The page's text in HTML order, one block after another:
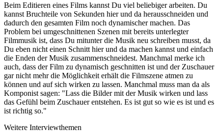
Beim Editieren eines Films kannst Du viel beliebiger arbeiten. Du
kannst Bruchteile von Sekunden hier und da herausschneiden und
dadurch den gesamten Film noch dynamischer machen. Das
Problem bei umgeschnittenen Szenen mit bereits unterlegter
Filmmusik ist, dass Du mitunter die Musik neu schreiben musst, da
Du eben nicht einen Schnitt hier und da machen kannst und einfach
die Enden der Musik zusammenschneidest. Manchmal merke ich
auch, dass der Film zu dynamisch geschnitten ist und der Zuschauer
gar nicht mehr die Möglichkeit erhält die Filmszene atmen zu
können und auf sich wirken zu lassen. Manchmal muss man da als
Komponist sagen: "Lass die Bilder mit der Musik wirken und lass
das Gefühl beim Zuschauer entstehen. Es ist gut so wie es ist und es
ist richtig so."
Weitere Interviewthemen